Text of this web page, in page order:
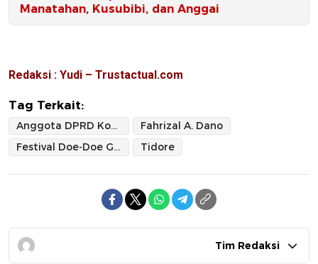
Manatahan, Kusubibi, dan Anggai
Redaksi : Yudi – Trustactual.com
Tag Terkait:
Anggota DPRD Kota Tidore Kepulauan dari Fraksi Partai Keadilan Sejahtera (PKS)
Fahrizal A. Dano
Festival Doe-Doe Guraping
Tidore
Tim Redaksi